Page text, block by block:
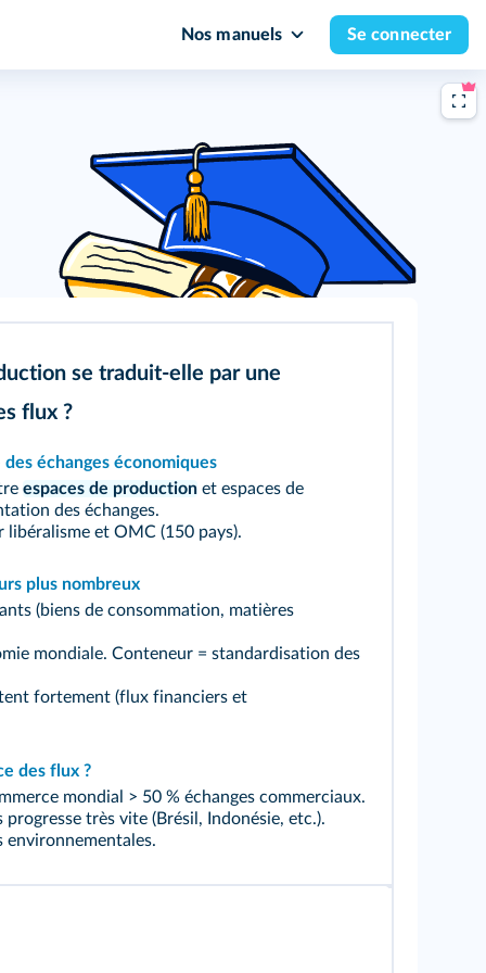
Nos manuels Se connecter
se traduit-elle par une
flux ?
échanges économiques
espaces de production et espaces de
des échanges.
libéralisme et OMC (150 pays).
plus nombreux
(biens de consommation, matières
mondiale. Conteneur = standardisation des
fortement (flux financiers et
des flux ?
mondial > 50 % échanges commerciaux.
progresse très vite (Brésil, Indonésie, etc.).
environnementales.